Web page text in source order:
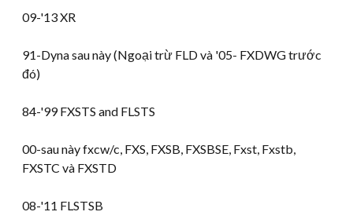
09-'13 XR
91-Dyna sau này (Ngoại trừ FLD và '05- FXDWG trước
đó)
84-'99 FXSTS and FLSTS
00-sau này fxcw/c, FXS, FXSB, FXSBSE, Fxst, Fxstb,
FXSTC và FXSTD
08-'11 FLSTSB